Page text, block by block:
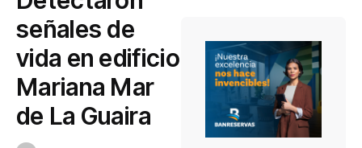
señales de
vida en edificio
Mariana Mar
de La Guaira